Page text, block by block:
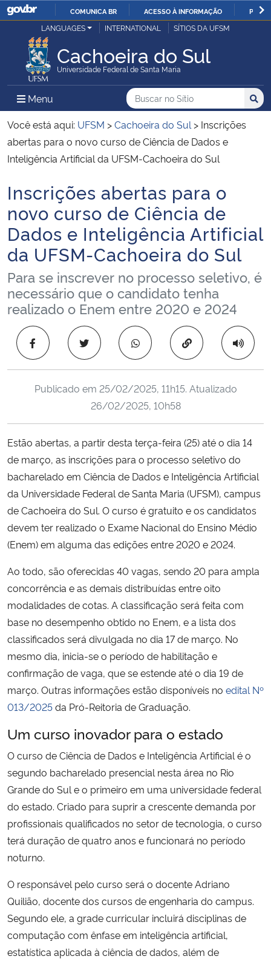
IR
O
COMUNICA BR ACESSO À INFORMAÇÃO
Ministério da Justiça e Segurança Pública
Ministério da Defesa
Ministério das Relações Exteriores
Ministério da Economia
Ministério da Infraestrutura
Ministério da Agricultura, Pecuária e Abastecimento
Ministério da Educação
Ministério da Cidadania
Ministério da Saúde
Ministério de Minas e Energia
Ministério do Meio Ambiente
Ministério do Turismo
Ministério do Desenvolvimento Regional
Controladoria-Geral da União
Ministério da Mulher, da Família e dos Direitos Humanos
Secretaria-Geral
Secretaria de Governo
Gabinete de Segurança Institucional
Advocacia-Geral da União
Planalto
LANGUAGES INTERNATIONAL SÍTIOS DA UFSM
Cachoeira do Sul
Universidade Federal de Santa Maria
Menu Menu Principal do Sítio
Busca
Buscar no no Sítio
Busca:
Você está aqui: UFSM >Cachoeira do Sul > Inscrições
abertas para o novo curso de Ciência de Dados e
Inteligência Artificial da UFSM-Cachoeira do Sul
Início do conteúdo
Inscrições abertas para o
novo curso de Ciência de
Dados e Inteligência Artificial
da UFSM-Cachoeira do Sul
Para se inscrever no processo seletivo, é
necessário que o candidato tenha
realizado o Enem entre 2020 e 2024
Copiar para área
Publicado em 25/02/2025, 11h15. Atualizado
26/02/2025, 10h58
Estão abertas, a partir desta terça-feira (25) até o dia 14
de março, as inscrições para o processo seletivo do
bacharelado em Ciência de Dados e Inteligência Artificial
da Universidade Federal de Santa Maria (UFSM), campus
de Cachoeira do Sul. O curso é gratuito e os candidatos
devem ter realizado o Exame Nacional do Ensino Médio
(Enem) em alguma das edições entre 2020 e 2024.
Ao todo, são oferecidas 40 vagas, sendo 20 para ampla
concorrência e as demais distribuídas entre oito
modalidades de cotas. A classificação será feita com
base no desempenho obtido no Enem, e a lista dos
classificados será divulgada no dia 17 de março. No
mesmo dia, inicia-se o período de habilitação e
confirmação de vaga, que se estende até o dia 19 de
março. Outras informações estão disponíveis no edital Nº
013/2025da Pró-Reitoria de Graduação.
Um curso inovador para o estado
O curso de Ciência de Dados e Inteligência Artificial é o
segundo bacharelado presencial nesta área no Rio
Grande do Sul e o primeiro em uma universidade federal
do estado. Criado para suprir a crescente demanda por
profissionais qualificados no setor de tecnologia, o curso
terá duração de quatro anos e funcionará no período
noturno.
O responsável pelo curso será o docente Adriano
Quilião, docente dos cursos de engenharia do campus.
Segundo ele, a grade curricular incluirá disciplinas de
computação com ênfase em inteligência artificial,
estatística aplicada à ciência de dados, além de